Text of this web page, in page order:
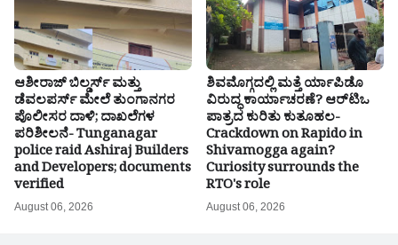
ಆಶೀರಾಜ್ ಬಿಲ್ಡರ್ಸ್ ಮತ್ತು
ಡೆವಲಪರ್ಸ್ ಮೇಲೆ ತುಂಗಾನಗರ
ಪೊಲೀಸರ ದಾಳಿ; ದಾಖಲೆಗಳ
ಪರಿಶೀಲನೆ- Tunganagar
police raid Ashiraj Builders
and Developers; documents
verified
August 06, 2026
ಶಿವಮೊಗ್ಗದಲ್ಲಿ ಮತ್ತೆ ರ್ಯಾಪಿಡೊ
ವಿರುದ್ಧ ಕಾರ್ಯಾಚರಣೆ? ಆರ್‌ಟಿಒ
ಪಾತ್ರದ ಕುರಿತು ಕುತೂಹಲ-
Crackdown on Rapido in
Shivamogga again?
Curiosity surrounds the
RTO's role
August 06, 2026